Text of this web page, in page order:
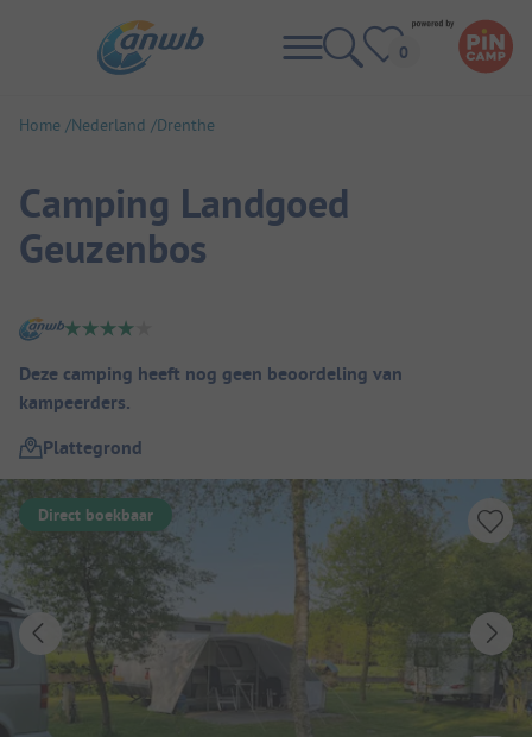
Home Nederland Drenthe
Camping Landgoed
Geuzenbos
Camping overzicht
Deze camping heeft nog geen beoordeling van
kampeerders.
Plattegrond
Direct boekbaar